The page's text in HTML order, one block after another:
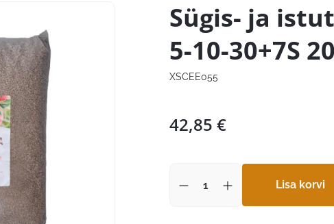
Sügis- ja
5-10-30+7S
XSCEE055
42,85 €
Lisa korvi